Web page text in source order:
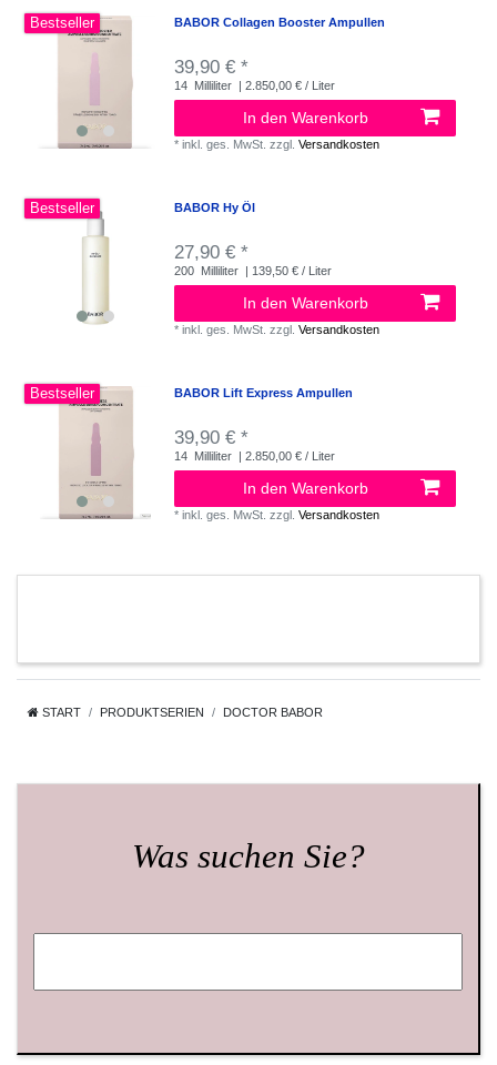
Bestseller BABOR Collagen Booster Ampullen
39,90 € *
14 Milliliter | 2.850,00 € / Liter
In den Warenkorb
*inkl. ges. MwSt. zzgl.Versandkosten
Bestseller BABOR Hy Öl
27,90 € *
200 Milliliter | 139,50 € / Liter
In den Warenkorb
*inkl. ges. MwSt. zzgl.Versandkosten
Bestseller BABOR Lift Express Ampullen
39,90 € *
14 Milliliter | 2.850,00 € / Liter
In den Warenkorb
*inkl. ges. MwSt. zzgl.Versandkosten
START PRODUKTSERIEN DOCTOR BABOR
Was suchen Sie?